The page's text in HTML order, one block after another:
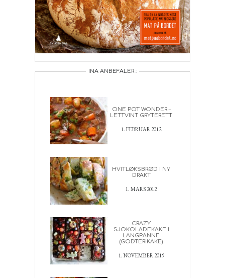
INA ANBEFALER :
ONE POT WONDER –
LETTVINT GRYTERETT
1. FEBRUAR 2012
HVITLØKSBRØD I NY
DRAKT
1. MARS 2012
CRAZY
SJOKOLADEKAKE I
LANGPANNE
(GODTERIKAKE)
1. NOVEMBER 2019